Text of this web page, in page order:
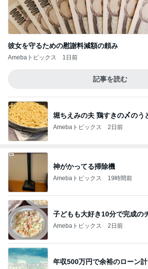
彼女を守るための慰謝料減額の頼み
Amebaトピックス 1日前
記事を読む
堀ちえみの夫 鶏すきの〆のう
Amebaトピックス 2日前
神がかってる掃除機
Amebaトピックス 19時間前
子どもも大好き10分で完成の
Amebaトピックス 2日前
年収500万円で余裕のローン